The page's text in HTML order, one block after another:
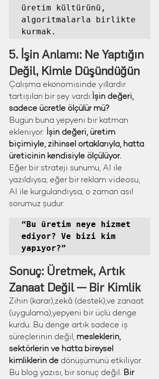
üretim kültürünü,
algoritmalarla birlikte
kurmak.
5. İşin Anlamı: Ne Yaptığın
Değil, Kimle Düşündüğün
Çalışma ekonomisinde yıllardır
tartışılan bir şey vardı:İşin değeri,
sadece ücretle ölçülür mü?
Bugün buna yepyeni bir katman
ekleniyor: İşin değeri, üretim
biçimiyle, zihinsel ortaklarıyla, hatta
üreticinin kendisiyle ölçülüyor.
Eğer bir strateji sunumu, AI ile
yazıldıysa; eğer bir reklam videosu,
AI ile kurgulandıysa; o zaman asıl
sorumuz şudur:
“Bu üretim neye hizmet
ediyor? Ve bizi kim
yapıyor?”
Sonuç: Üretmek, Artık
Zanaat Değil — Bir Kimlik
Zihin (karar),zekâ (destek),ve zanaat
(uygulama),yepyeni bir üçlü denge
kurdu. Bu denge artık sadece iş
süreçlerinin değil, mesleklerin,
sektörlerin ve hatta bireysel
kimliklerin de dönüşümünü etkiliyor.
Bu blog yazısı, bir sonuç değil. Bir